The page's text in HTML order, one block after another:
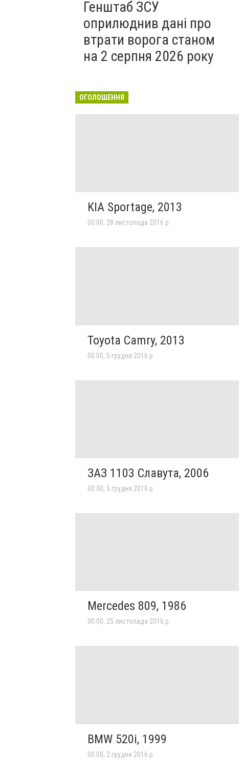
Генштаб ЗСУ
оприлюднив дані про
втрати ворога станом
на 2 серпня 2026 року
ОГОЛОШЕННЯ
KIA Sportage, 2013
00:00, 28 листопада 2016 р.
Toyota Camry, 2013
00:00, 5 грудня 2016 р.
ЗАЗ 1103 Славута, 2006
00:00, 5 грудня 2016 р.
Mercedes 809, 1986
00:00, 25 листопада 2016 р.
BMW 520i, 1999
00:00, 2 грудня 2016 р.